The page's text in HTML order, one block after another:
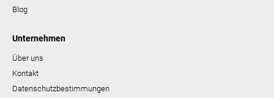
Blog
Unternehmen
Über uns
Kontakt
Datenschutzbestimmungen